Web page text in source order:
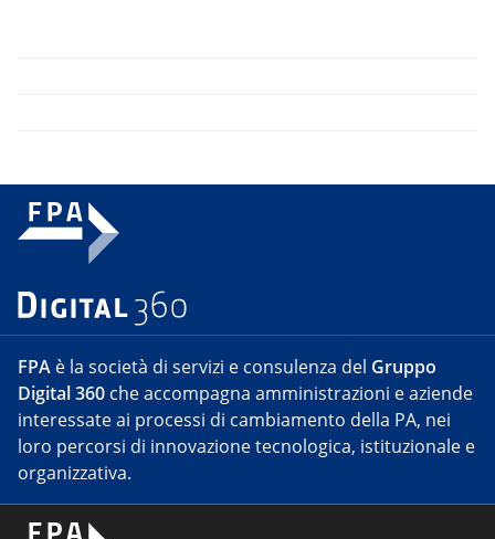
FPA è la società di servizi e consulenza del Gruppo
Digital 360 che accompagna amministrazioni e aziende
interessate ai processi di cambiamento della PA, nei
loro percorsi di innovazione tecnologica, istituzionale e
organizzativa.